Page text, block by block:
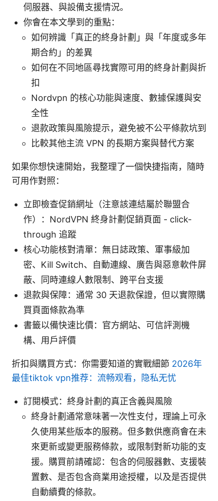
伺服器、與設備支援情況。
你會在本文學到的重點：
如何辨識「真正的終身計劃」與「年度或多年
期合約」的差異
如何在不同地區尋找實際可用的終身計劃與折
扣
Nordvpn 的核心功能與速度、數據保護與安
全性
退款政策與風險提示，避免被不公平條款坑到
比較其他主流 VPN 的長期方案與替代方案
如果你想快速開始，我整理了一個快捷指南，隨時
可用作對照：
立即檢查促銷網址（注意該連結屬於聯盟合
作）：NordVPN 終身計劃促銷頁面 - click-
through 追蹤
核心功能核對清單：無日誌政策、軍事級加
密、Kill Switch、自動連線、廣告與惡意軟件屏
蔽、同時連線人數限制、跨平台支援
退款與保障：通常 30 天退款保證，但以實際購
買頁面條款為準
書籤以備快速比價：官方網站、可信評測機
構、用戶評價
折扣與購買方式：你需要知道的實戰細節 2026年
最佳tiktok vpn推荐：流畅观看，隐私无忧
訂閱模式：終身計劃的真正含義與風險
終身計劃通常意味著一次性支付，理論上可永
久使用某些版本的服務。但多數供應商會在未
來更新或變更服務條款，或限制對新功能的支
援。購買前請確認：包含的伺服器數、支援裝
置數、是否包含商業用途授權，以及是否提供
自動續費的條款。